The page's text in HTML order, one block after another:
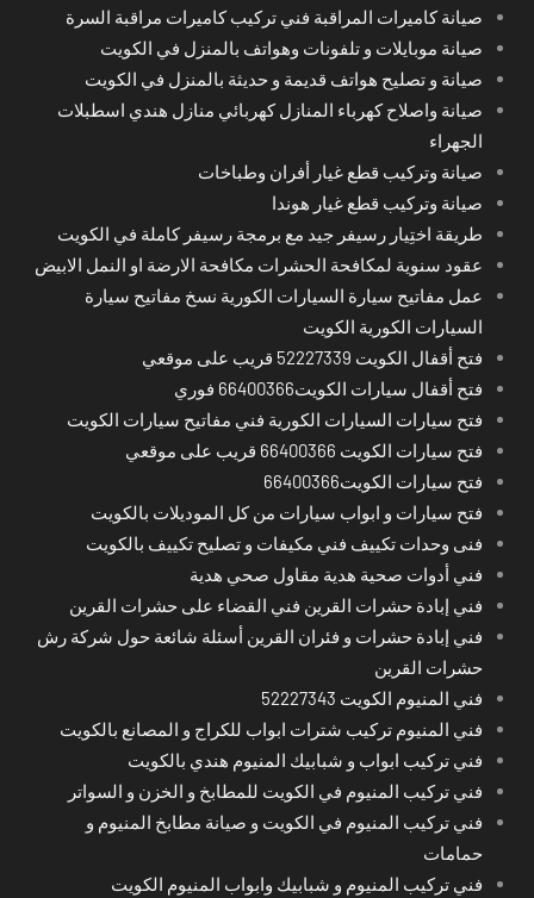
صيانة كاميرات المراقبة فني تركيب كاميرات مراقبة السرة
صيانة موبايلات و تلفونات وهواتف بالمنزل في الكويت
صيانة و تصليح هواتف قديمة و حديثة بالمنزل في الكويت
صيانة واصلاح كهرباء المنازل كهربائي منازل هندي اسطبلات
الجهراء
صيانة وتركيب قطع غيار أفران وطباخات
صيانة وتركيب قطع غيار هوندا
طريقة اختِيار رسيفر جيد مع برمجة رسيفر كاملة في الكويت
عقود سنوية لمكافحة الحشرات مكافحة الارضة او النمل الابيض
عمل مفاتيح سيارة السيارات الكورية نسخ مفاتيح سيارة
السيارات الكورية الكويت
فتح أقفال الكويت 52227339 قريب على موقعي
فتح أقفال سيارات الكويت66400366 فوري
فتح سيارات السيارات الكورية فني مفاتيح سيارات الكويت
فتح سيارات الكويت 66400366 قريب على موقعي
فتح سيارات الكويت66400366
فتح سيارات و ابواب سيارات من كل الموديلات بالكويت
فنى وحدات تكييف فني مكيفات و تصليح تكييف بالكويت
فني أدوات صحية هدية مقاول صحي هدية
فني إبادة حشرات القرين فني القضاء على حشرات القرين
فني إبادة حشرات و فئران القرين أسئلة شائعة حول شركة رش
حشرات القرين
فني المنيوم الكويت 52227343
فني المنيوم تركيب شترات ابواب للكراج و المصانع بالكويت
فني تركيب ابواب و شبابيك المنيوم هندي بالكويت
فني تركيب المنيوم في الكويت للمطابخ و الخزن و السواتر
فني تركيب المنيوم في الكويت و صيانة مطابخ المنيوم و
حمامات
فني تركيب المنيوم و شبابيك وابواب المنيوم الكويت